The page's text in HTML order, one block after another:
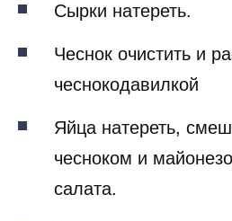
Сырки натереть.
Чеснок очистить и
чеснокодавилкой
Яйца натереть,
чесноком и
салата.